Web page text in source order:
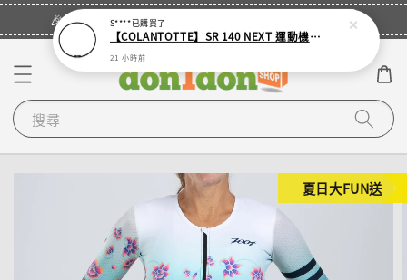
🎉登入會員・領取您的專屬折扣券！
搜尋
夏日大FUN送
S****已購買了
【COLANTOTTE】SR 140 NEXT 運動機能磁石項圈
21 小時前